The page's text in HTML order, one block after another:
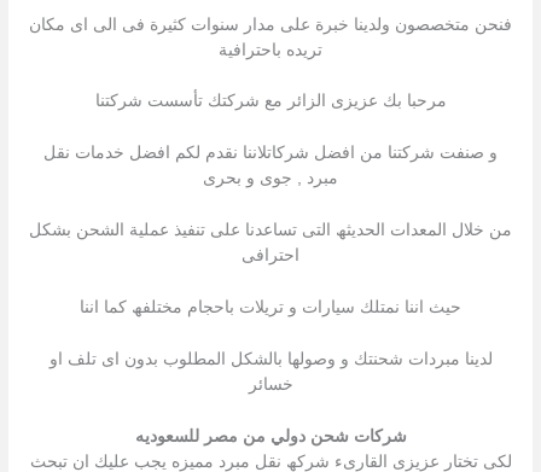
فنحن متخصصون ولدينا خبرة على مدار سنوات كثيرة فى الى اى مكان
تريده باحترافية
مرحبا بك عزیزى الزائر مع شركتك تأسست شركتنا
و صنفت شركتنا من افضل شركاتلاننا نقدم لكم افضل خدمات نقل
مبرد , جوى و بحرى
من خلال المعدات الحدیثھ التى تساعدنا على تنفیذ عملیة الشحن بشكل
احترافى
حیث اننا نمتلك سیارات و تریلات باحجام مختلفھ كما اننا
لدینا مبردات شحنتك و وصولھا بالشكل المطلوب بدون اى تلف او
خسائر
شركات شحن دولي من مصر للسعوديه
لكى تختار عزیزى القارىء شركھ نقل مبرد ممیزه یجب علیك ان تبحث